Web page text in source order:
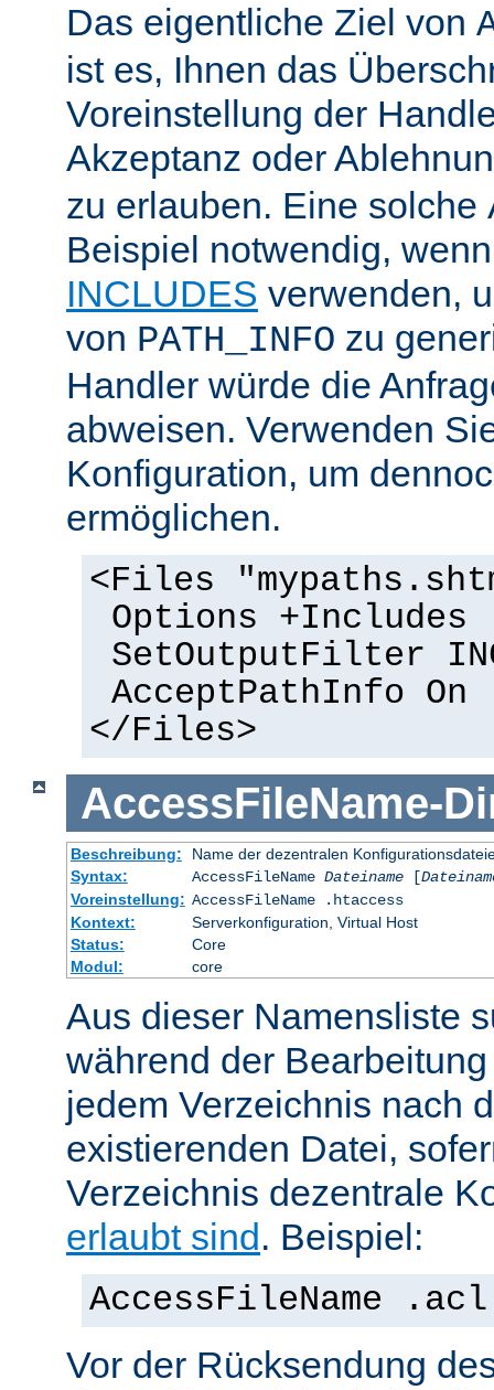
Das eigentliche Ziel von
ist es, Ihnen das
Voreinstellung der
Akzeptanz oder
zu erlauben. Eine solche
Beispiel notwendig,
INCLUDES verwenden,
von PATH_INFO zu
Handler würde die
abweisen. Verwenden
Konfiguration, um
ermöglichen.
<Files
Options +Includes
SetOutputFilter
AcceptPathInfo On
</Files>
AccessFileName-
Beschreibung:
Name der dezentralen
Syntax:
AccessFileName Dateiname[
Voreinstellung: AccessFileName .htaccess
Kontext:
Serverkonfiguration, Virtual Host
Status:
Core
Modul:
core
Aus dieser Namensliste
während der
jedem Verzeichnis nach
existierenden Datei,
Verzeichnis dezentrale
erlaubt sind . Beispiel:
AccessFileName .acl
Vor der Rücksendung